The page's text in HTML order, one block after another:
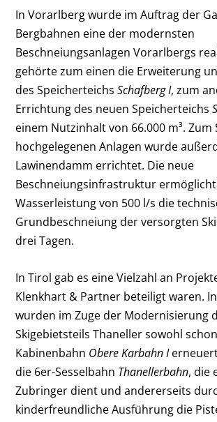
In Vorarlberg wurde im Auftrag der
Bergbahnen eine der modernsten
Beschneiungsanlagen Vorarlbergs
gehörte zum einen die Erweiterung
des SpeicherteichsSchafberg I, zum
Errichtung des neuen Speicherteichs
einem Nutzinhalt von 66.000 m³. Zum
hochgelegenen Anlagen wurde
Lawinendamm errichtet. Die neue
Beschneiungsinfrastruktur
Wasserleistung von 500 l/s die
Grundbeschneiung der versorgten
drei Tagen.
In Tirol gab es eine Vielzahl an
Klenkhart & Partner beteiligt waren.
wurden im Zuge der Modernisierung
Skigebietsteils Thaneller sowohl
Kabinenbahn Obere Karbahn I
die 6er-Sesselbahn Thanellerbahn, die
Zubringer dient und andererseits
kinderfreundliche Ausführung die